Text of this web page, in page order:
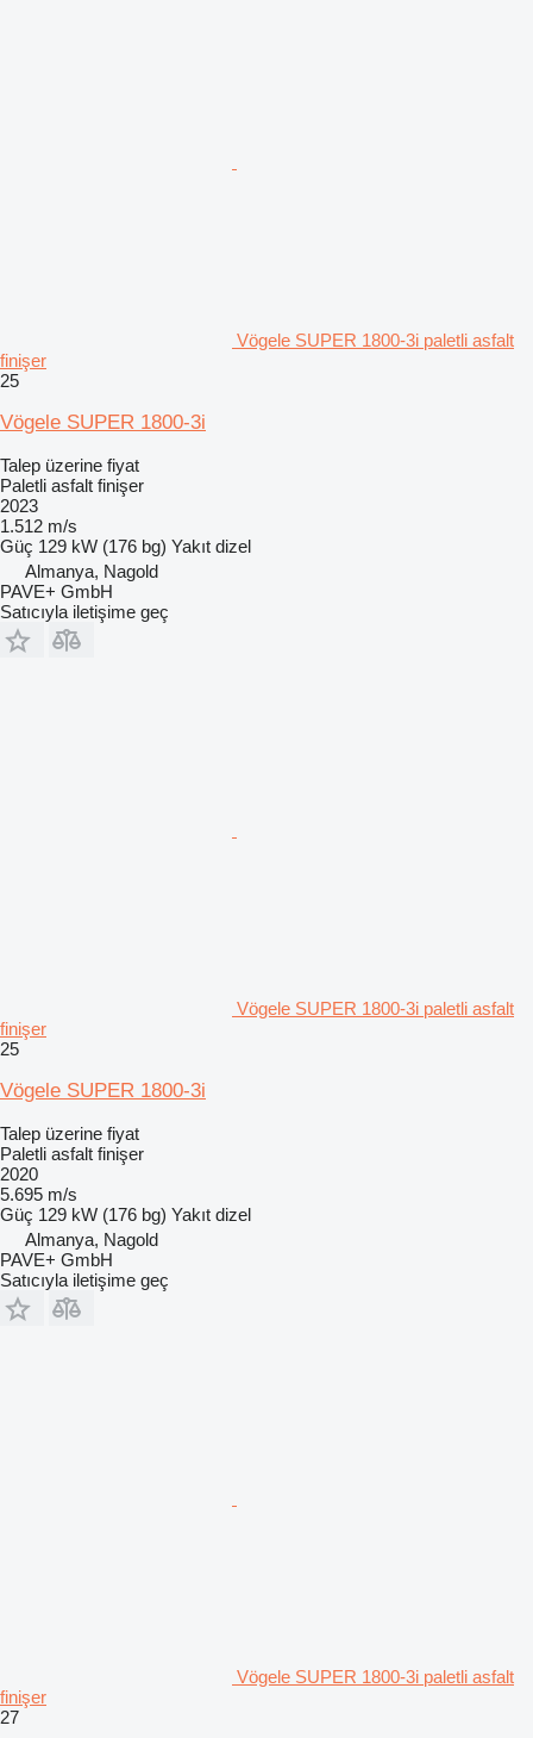
Vögele SUPER 1800-3i paletli asfalt
finişer
25
Vögele SUPER 1800-3i
Talep üzerine fiyat
Paletli asfalt finişer
2023
1.512 m/s
Güç 129 kW (176 bg) Yakıt dizel
Almanya, Nagold
PAVE+ GmbH
Satıcıyla iletişime geç
Vögele SUPER 1800-3i paletli asfalt
finişer
25
Vögele SUPER 1800-3i
Talep üzerine fiyat
Paletli asfalt finişer
2020
5.695 m/s
Güç 129 kW (176 bg) Yakıt dizel
Almanya, Nagold
PAVE+ GmbH
Satıcıyla iletişime geç
Vögele SUPER 1800-3i paletli asfalt
finişer
27